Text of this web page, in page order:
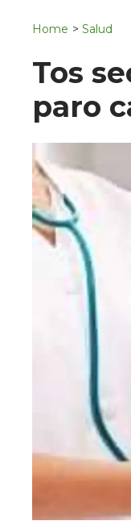
Home > Salud
Tos
paro